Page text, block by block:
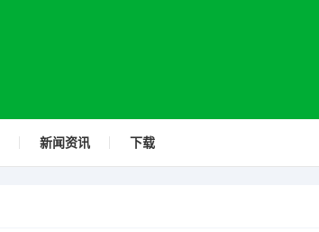
新闻资讯 下载